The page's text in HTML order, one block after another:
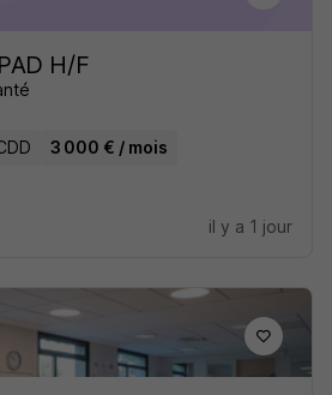
H/F
3 000 € / mois
il y a 1 jour